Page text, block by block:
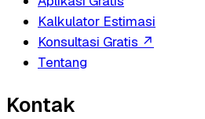
Kalkulator Estimasi
Konsultasi Gratis ↗
Tentang
Kontak